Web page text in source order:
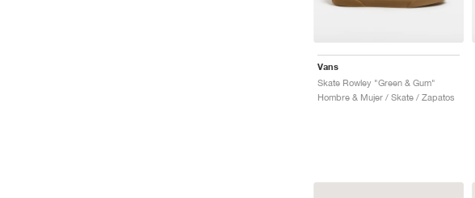
Vans
Skate Rowley "Green & Gum"
Hombre & Mujer / Skate / Zapatos